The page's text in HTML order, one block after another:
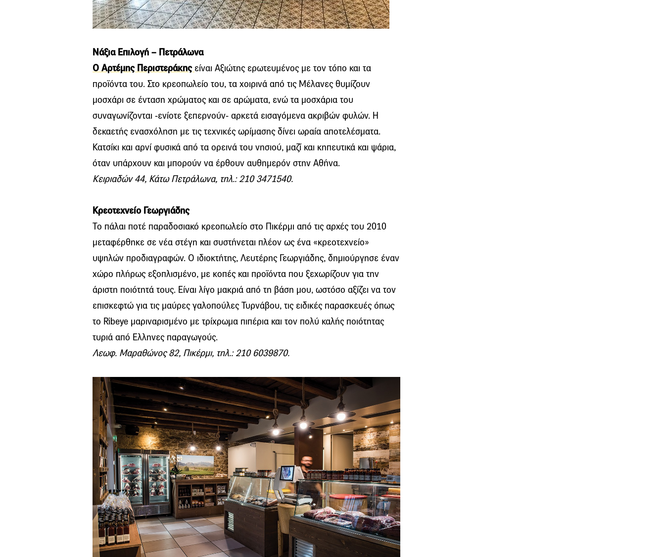
Νάξια Επιλογή – Πετράλωνα
Ο Αρτέμης Περιστεράκης είναι Αξιώτης ερωτευμένος με τον τόπο και τα
προϊόντα του. Στο κρεοπωλείο του, τα χοιρινά από τις Μέλανες θυμίζουν
μοσχάρι σε ένταση χρώματος και σε αρώματα, ενώ τα μοσχάρια του
συναγωνίζονται -ενίοτε ξεπερνούν- αρκετά εισαγόμενα ακριβών φυλών. Η
δεκαετής ενασχόληση με τις τεχνικές ωρίμασης δίνει ωραία αποτελέσματα.
Κατσίκι και αρνί φυσικά από τα ορεινά του νησιού, μαζί και κηπευτικά και ψάρια,
όταν υπάρχουν και μπορούν να έρθουν αυθημερόν στην Αθήνα.
Κειριαδών 44, Κάτω Πετράλωνα, τηλ.: 210 3471540.
Κρεοτεχνείο Γεωργιάδης
Το πάλαι ποτέ παραδοσιακό κρεοπωλείο στο Πικέρμι από τις αρχές του 2010
μεταφέρθηκε σε νέα στέγη και συστήνεται πλέον ως ένα «κρεοτεχνείο»
υψηλών προδιαγραφών. Ο ιδιοκτήτης, Λευτέρης Γεωργιάδης, δημιούργησε έναν
χώρο πλήρως εξοπλισμένο, με κοπές και προϊόντα που ξεχωρίζουν για την
άριστη ποιότητά τους. Είναι λίγο μακριά από τη βάση μου, ωστόσο αξίζει να τον
επισκεφτώ για τις μαύρες γαλοπούλες Τυρνάβου, τις ειδικές παρασκευές όπως
το Ribeye μαριναρισμένο με τρίχρωμα πιπέρια και τον πολύ καλής ποιότητας
τυριά από Ελληνες παραγωγούς.
Λεωφ. Μαραθώνος 82, Πικέρμι, τηλ.: 210 6039870.